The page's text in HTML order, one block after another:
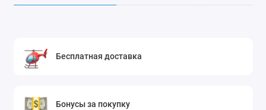
Бесплатная доставка
Бонусы за покупку